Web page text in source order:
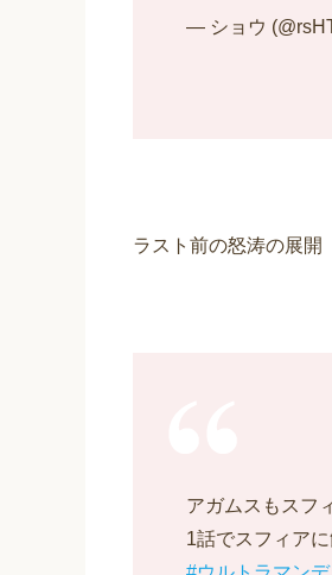
— ショウ
ラスト前の怒涛の展開
アガムスもスフ
1話でスフィア